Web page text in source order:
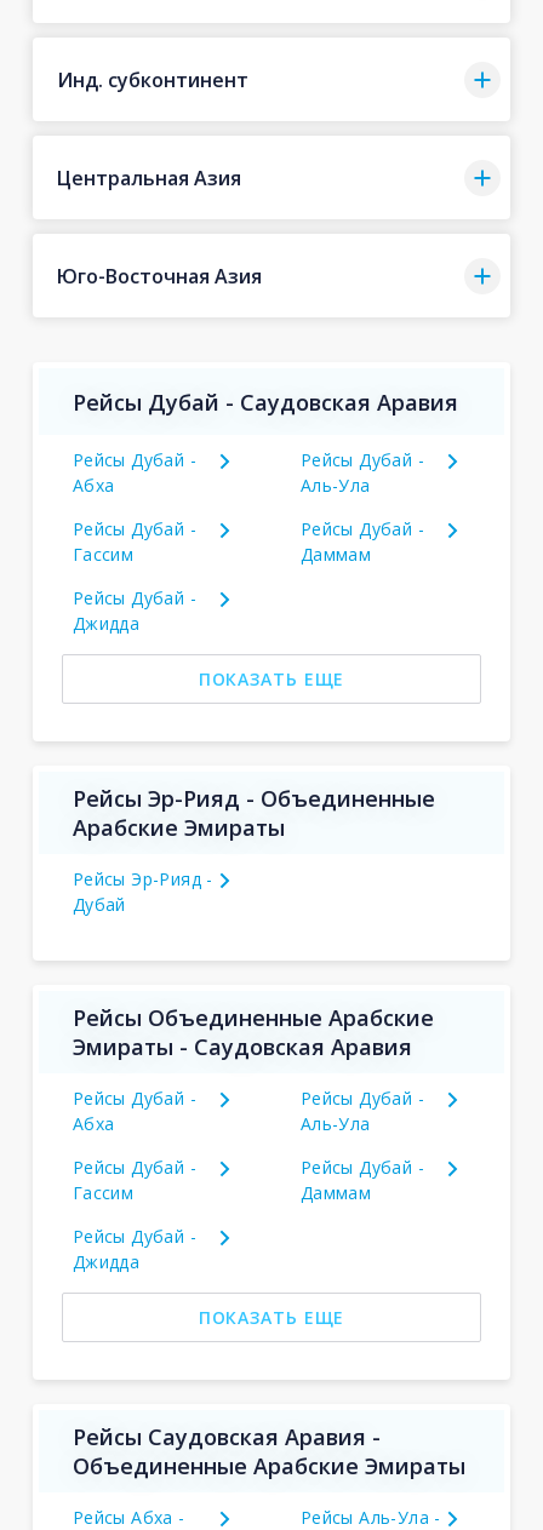
Инд. субконтинент
Центральная Азия
Юго-Восточная Азия
Рейсы Дубай - Саудовская Аравия
Рейсы Дубай -
Абха
Рейсы Дубай -
Аль-Ула
Рейсы Дубай -
Гассим
Рейсы Дубай -
Даммам
Рейсы Дубай -
Джидда
ПОКАЗАТЬ ЕЩЕ
Рейсы Эр-Рияд - Объединенные
Арабские Эмираты
Рейсы Эр-Рияд -
Дубай
Рейсы Объединенные Арабские
Эмираты - Саудовская Аравия
Рейсы Дубай -
Абха
Рейсы Дубай -
Аль-Ула
Рейсы Дубай -
Гассим
Рейсы Дубай -
Даммам
Рейсы Дубай -
Джидда
ПОКАЗАТЬ ЕЩЕ
Рейсы Саудовская Аравия -
Объединенные Арабские Эмираты
Рейсы Абха -
Рейсы Аль-Ула -